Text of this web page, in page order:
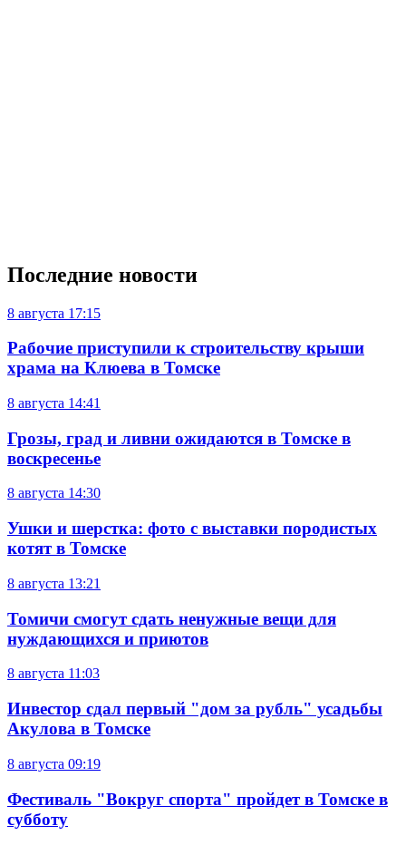
Последние новости
8 августа 17:15
Рабочие приступили к строительству крыши
храма на Клюева в Томске
8 августа 14:41
Грозы, град и ливни ожидаются в Томске в
воскресенье
8 августа 14:30
Ушки и шерстка: фото с выставки породистых
котят в Томске
8 августа 13:21
Томичи смогут сдать ненужные вещи для
нуждающихся и приютов
8 августа 11:03
Инвестор сдал первый "дом за рубль" усадьбы
Акулова в Томске
8 августа 09:19
Фестиваль "Вокруг спорта" пройдет в Томске в
субботу